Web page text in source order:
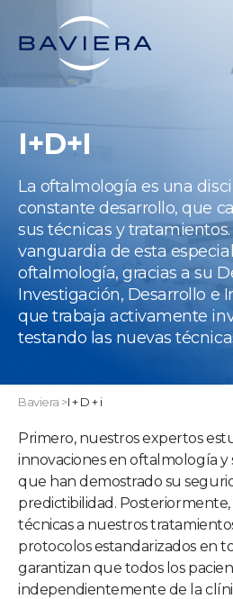
I+D+I
La oftalmología es una
constante desarrollo, que
sus técnicas y tratamientos.
vanguardia de esta
oftalmología, gracias a su
Investigación, Desarrollo e
que trabaja activamente
testando las nuevas
Baviera >I + D + i
Primero, nuestros expertos
innovaciones en oftalmología y
que han demostrado su
predictibilidad. Posteriormente,
técnicas a nuestros
protocolos estandarizados en
garantizan que todos los
independientemente de la